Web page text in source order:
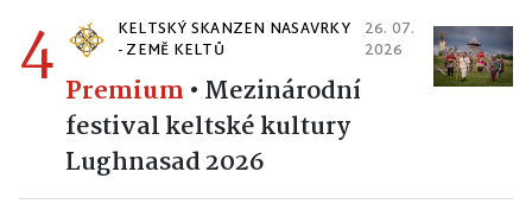
4
KELTSKÝ SKANZEN NASAVRKY
- ZEMĚ KELTŮ
26. 07.
2026
Premium • Mezinárodní
festival keltské kultury
Lughnasad 2026